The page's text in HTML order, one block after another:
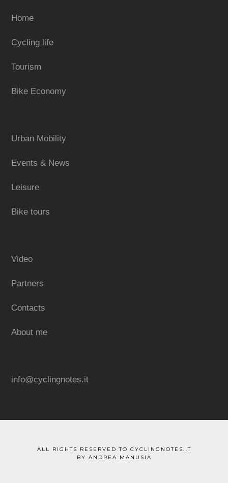
Home
Cycling life
Tourism
Bike Economy
Urban Mobility
Events & News
Leisure
Bike tours
Video
Partners
Contacts
About me
info@cyclingnotes.it
ALL RIGHTS RESERVED TO CYCLINGNOTES.IT
BY ANDREA MANUSIA